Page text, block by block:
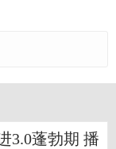
3.0蓬勃期 播